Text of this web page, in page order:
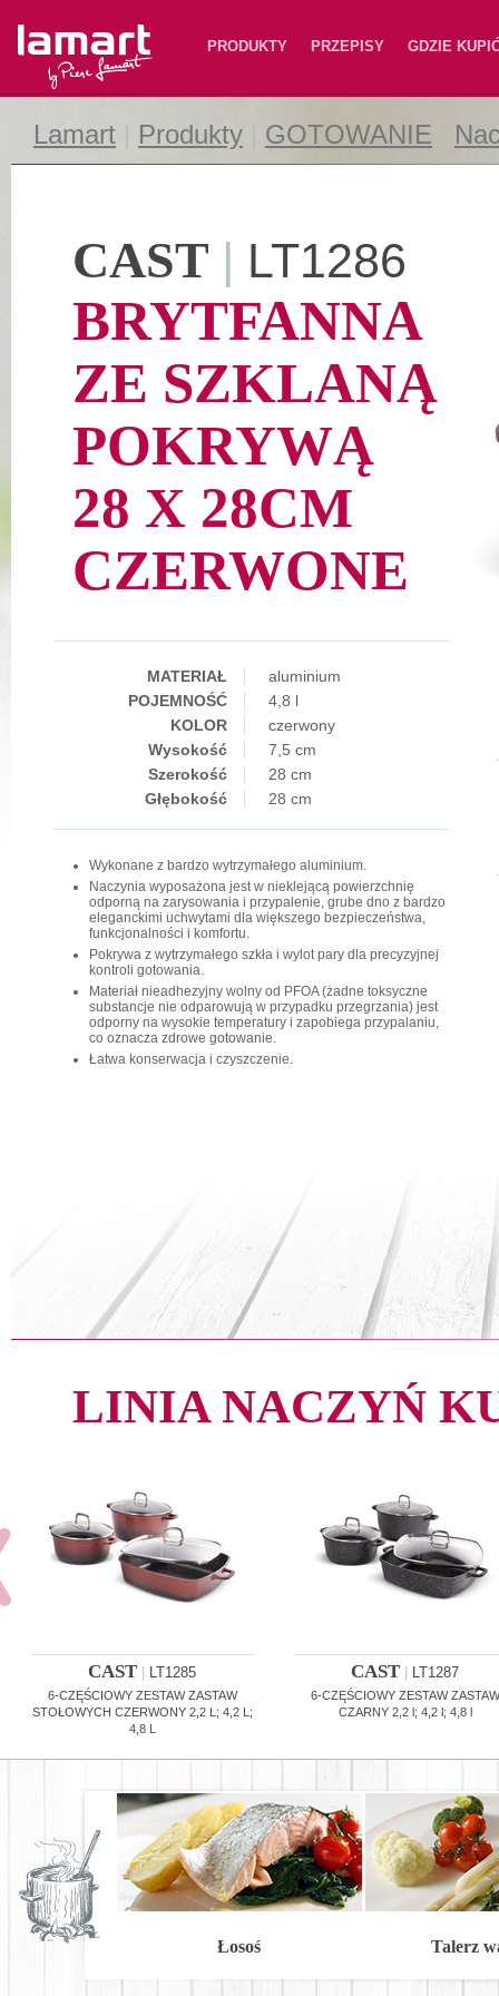
Lamart PRODUKTY PRZEPISY GDZIE
Lamart Produkty GOTOWANIE
CAST | LT1286
BRYTFANNA
ZE SZKLANĄ
POKRYWĄ
28 X 28CM
CZERWONE
MATERIAŁ
aluminium
POJEMNOŚĆ
4,8 l
KOLOR
czerwony
Wysokość
7,5 cm
Szerokość
28 cm
Głębokość
28 cm
Wykonane z bardzo wytrzymałego aluminium.
Naczynia wyposażona jest w nieklejącą powierzchnię
odporną na zarysowania i przypalenie, grube dno z bardzo
eleganckimi uchwytami dla większego bezpieczeństwa,
funkcjonalności i komfortu.
Pokrywa z wytrzymałego szkła i wylot pary dla precyzyjnej
kontroli gotowania.
Materiał nieadhezyjny wolny od PFOA (żadne toksyczne
substancje nie odparowują w przypadku przegrzania) jest
odporny na wysokie temperatury i zapobiega przypalaniu,
co oznacza zdrowe gotowanie.
Łatwa konserwacja i czyszczenie.
LINIA NACZYŃ
CAST LT1285
6-CZĘŚCIOWY ZESTAW ZASTAW
STOŁOWYCH CZERWONY 2,2 L; 4,2 L;
4,8 L
CAST LT1287
6-CZĘŚCIOWY ZESTAW ZASTAW
CZARNY 2,2 l; 4,2 l; 4,8 l
Łosoś Talerz